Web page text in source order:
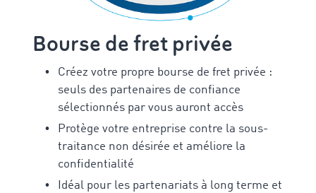
Bourse de fret privée
Créez votre propre bourse de fret privée :
seuls des partenaires de confiance
sélectionnés par vous auront accès
Protège votre entreprise contre la sous-
traitance non désirée et améliore la
confidentialité
Idéal pour les partenariats à long terme et